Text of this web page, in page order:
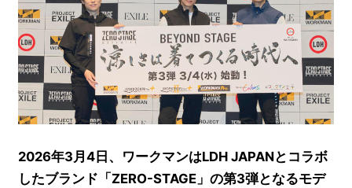
2026年3月4日、ワークマンはLDH JAPANとコラボ
したブランド「ZERO-STAGE」の第3弾となるモデ